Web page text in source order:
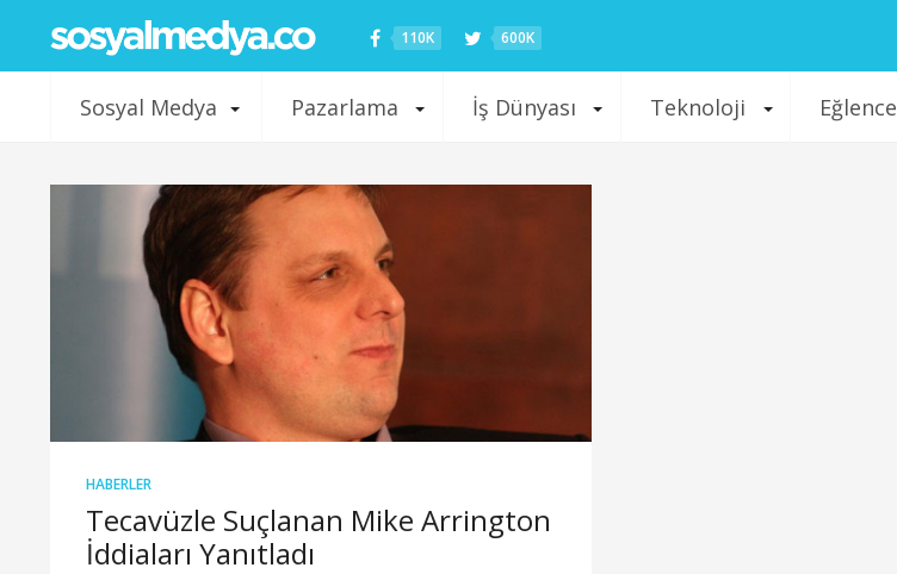
110K 600K
Sosyal Medya Pazarlama İş Dünyası Teknoloji Eğlence
HABERLER
Tecavüzle Suçlanan Mike Arrington
İddiaları Yanıtladı